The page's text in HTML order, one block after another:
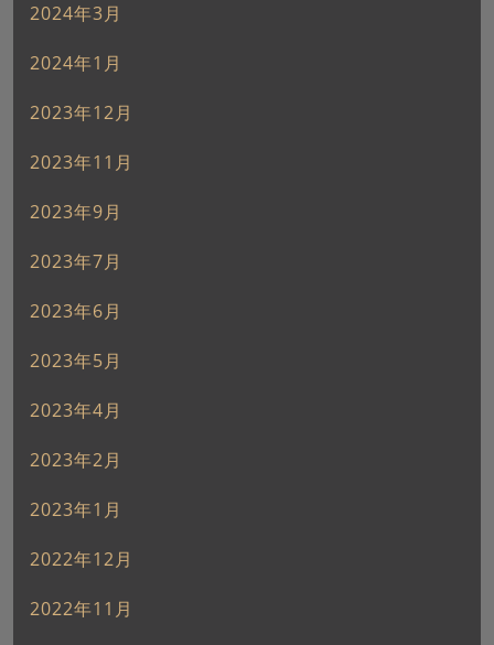
2024年3月
2024年1月
2023年12月
2023年11月
2023年9月
2023年7月
2023年6月
2023年5月
2023年4月
2023年2月
2023年1月
2022年12月
2022年11月